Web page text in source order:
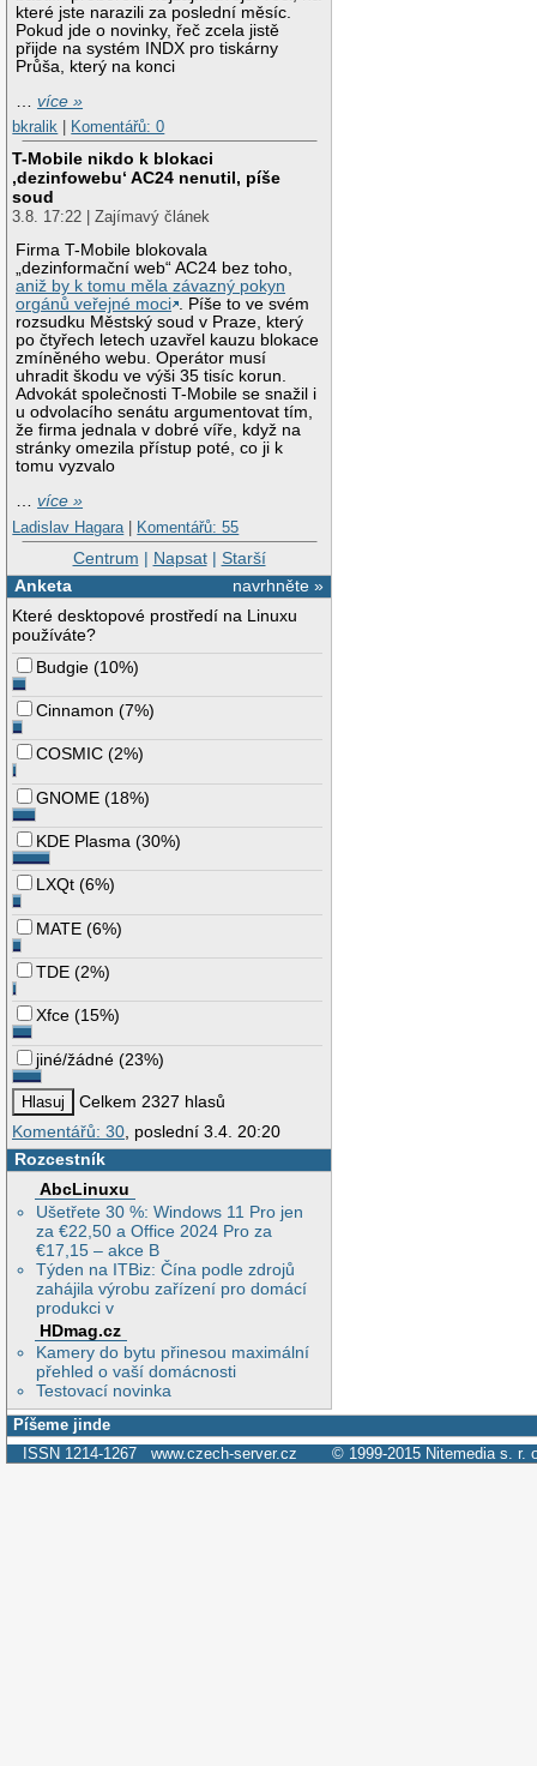
které jste narazili za poslední měsíc.
Pokud jde o novinky, řeč zcela jistě
přijde na systém INDX pro tiskárny
Průša, který na konci
…více »
bkralik
Komentářů: 0
T-Mobile nikdo k blokaci
‚dezinfowebu‘ AC24 nenutil, píše
soud
3.8. 17:22 | Zajímavý článek
Firma T-Mobile blokovala
„dezinformační web“ AC24 bez toho,
aniž by k tomu měla závazný pokyn
orgánů veřejné moci . Píše to ve svém
rozsudku Městský soud v Praze, který
po čtyřech letech uzavřel kauzu blokace
zmíněného webu. Operátor musí
uhradit škodu ve výši 35 tisíc korun.
Advokát společnosti T-Mobile se snažil i
u odvolacího senátu argumentovat tím,
že firma jednala v dobré víře, když na
stránky omezila přístup poté, co ji k
tomu vyzvalo
…více »
Ladislav Hagara | Komentářů: 55
Centrum | Napsat| Starší
navrhněte »
Anketa
Které desktopové prostředí na Linuxu
používáte?
Budgie (10%)
Cinnamon (7%)
COSMIC (2%)
GNOME (18%)
KDE Plasma (30%)
LXQt (6%)
MATE (6%)
TDE (2%)
Xfce (15%)
jiné/žádné (23%)
Celkem 2327 hlasů
Komentářů: 30, poslední 3.4. 20:20
Rozcestník
AbcLinuxu
Ušetřete 30 %: Windows 11 Pro jen
za €22,50 a Office 2024 Pro za
€17,15 – akce B
Týden na ITBiz: Čína podle zdrojů
zahájila výrobu zařízení pro domácí
produkci v
HDmag.cz
Kamery do bytu přinesou maximální
přehled o vaší domácnosti
Testovací novinka
Píšeme jinde
ISSN 1214-1267 www.czech-server.cz © 1999-2015 Nitemedia s. r.